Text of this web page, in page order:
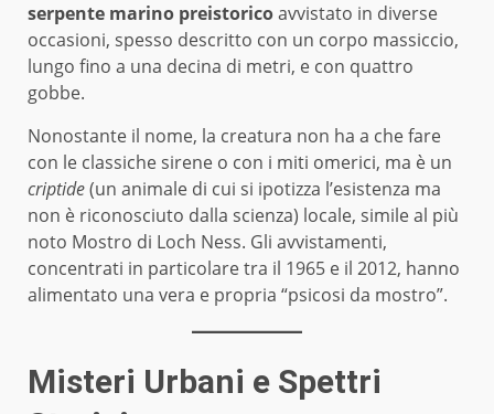
serpente marino preistoricoavvistato in diverse
occasioni, spesso descritto con un corpo massiccio,
lungo fino a una decina di metri, e con quattro
gobbe.
Nonostante il nome, la creatura non ha a che fare
con le classiche sirene o con i miti omerici, ma è un
criptide(un animale di cui si ipotizza l’esistenza ma
non è riconosciuto dalla scienza) locale, simile al più
noto Mostro di Loch Ness. Gli avvistamenti,
concentrati in particolare tra il 1965 e il 2012, hanno
alimentato una vera e propria “psicosi da mostro”.
Misteri Urbani e Spettri